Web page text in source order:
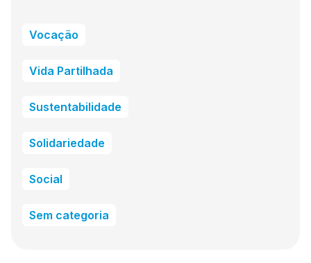
Vocação
Vida Partilhada
Sustentabilidade
Solidariedade
Social
Sem categoria